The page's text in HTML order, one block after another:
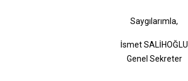
SALİHOĞLU
Sekreter